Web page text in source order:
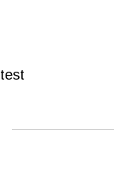
test